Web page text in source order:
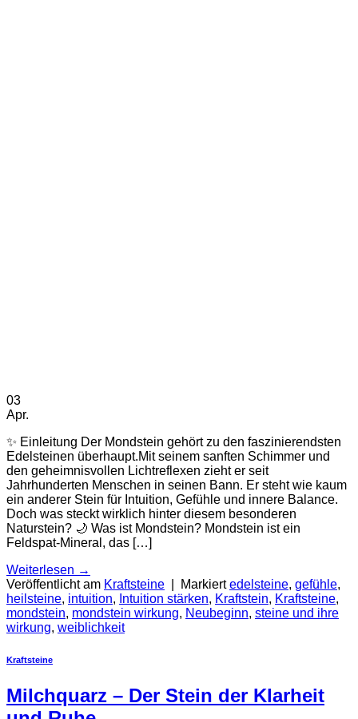
03
Apr.
✨ Einleitung Der Mondstein gehört zu den faszinierendsten
Edelsteinen überhaupt.Mit seinem sanften Schimmer und
den geheimnisvollen Lichtreflexen zieht er seit
Jahrhunderten Menschen in seinen Bann. Er steht wie kaum
ein anderer Stein für Intuition, Gefühle und innere Balance.
Doch was steckt wirklich hinter diesem besonderen
Naturstein? 🌙 Was ist Mondstein? Mondstein ist ein
Feldspat-Mineral, das […]
Weiterlesen →
Veröffentlicht am Kraftsteine Markiertedelsteine, gefühle,
heilsteine, intuition, Intuition stärken, Kraftstein, Kraftsteine,
mondstein, mondstein wirkung, Neubeginn, steine und ihre
wirkung, weiblichkeit
Kraftsteine
Milchquarz – Der Stein der Klarheit